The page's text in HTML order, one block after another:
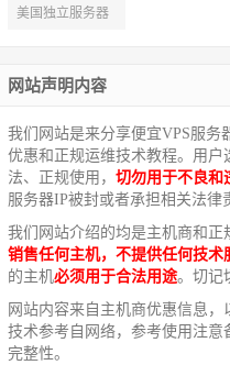
(82)
美国独立服务器
网站声明内容
我们网站是来分享便宜VPS服务
优惠和正规运维技术教程。用户
法、正规使用， 切勿用于不良和
服务器IP被封或者承担相关法律
我们网站介绍的均是主机商和正
销售任何主机，不提供任何技术
的主机必须用于合法用途。切记
网站内容来自主机商优惠信息，
技术参考自网络，参考使用注意
完整性。